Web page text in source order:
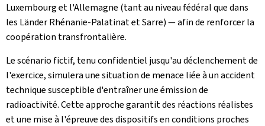
Luxembourg et l'Allemagne (tant au niveau fédéral que dans
les Länder Rhénanie-Palatinat et Sarre) — afin de renforcer la
coopération transfrontalière.
Le scénario fictif, tenu confidentiel jusqu'au déclenchement de
l'exercice, simulera une situation de menace liée à un accident
technique susceptible d'entraîner une émission de
radioactivité. Cette approche garantit des réactions réalistes
et une mise à l'épreuve des dispositifs en conditions proches